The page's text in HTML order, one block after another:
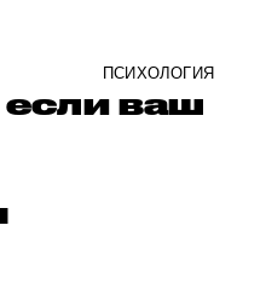
ПСИХОЛОГИЯ
если ваш